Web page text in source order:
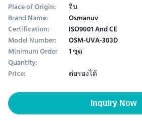
Place of Origin:
จีน
Brand Name: Osmanuv
Certification: ISO9001 And CE
Model Number: OSM-UVA-303D
Minimum Order
Quantity:
1 ชุด
Price:
ต่อรองได้
Inquiry Now